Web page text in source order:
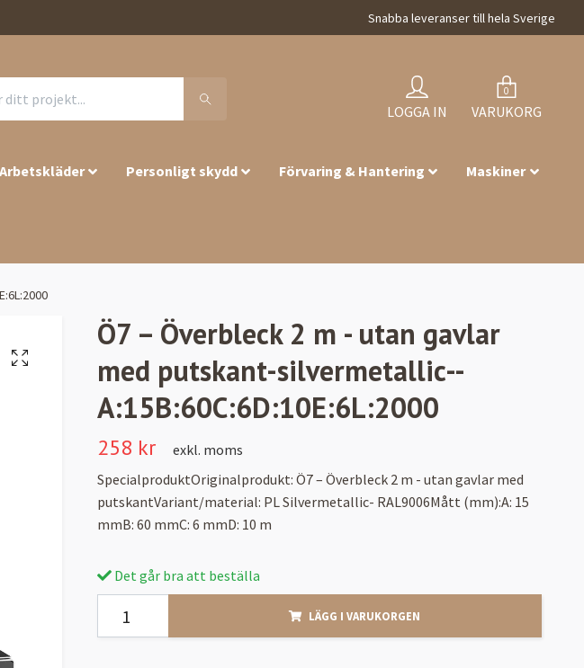
Snabba leveranser till hela Sverige
LOGGA IN
0
VARUKORG
Arbetskläder Personligt skydd Förvaring & Hantering Maskiner
Ö7 – Överbleck 2 m - utan gavlar
med putskant-silvermetallic--
A:15B:60C:6D:10E:6L:2000
258 kr
exkl. moms
SpecialproduktOriginalprodukt: Ö7 – Överbleck 2 m - utan gavlar med
putskantVariant/material: PL Silvermetallic- RAL9006Mått (mm):A: 15
mmB: 60 mmC: 6 mmD: 10 m
Det går bra att beställa
LÄGG I VARUKORGEN